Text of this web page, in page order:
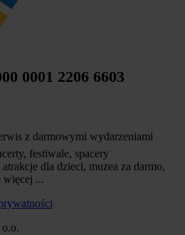
0001 2206 6603
z darmowymi wydarzeniami
festiwale, spacery
dla dzieci, muzea za darmo,
więcej ...